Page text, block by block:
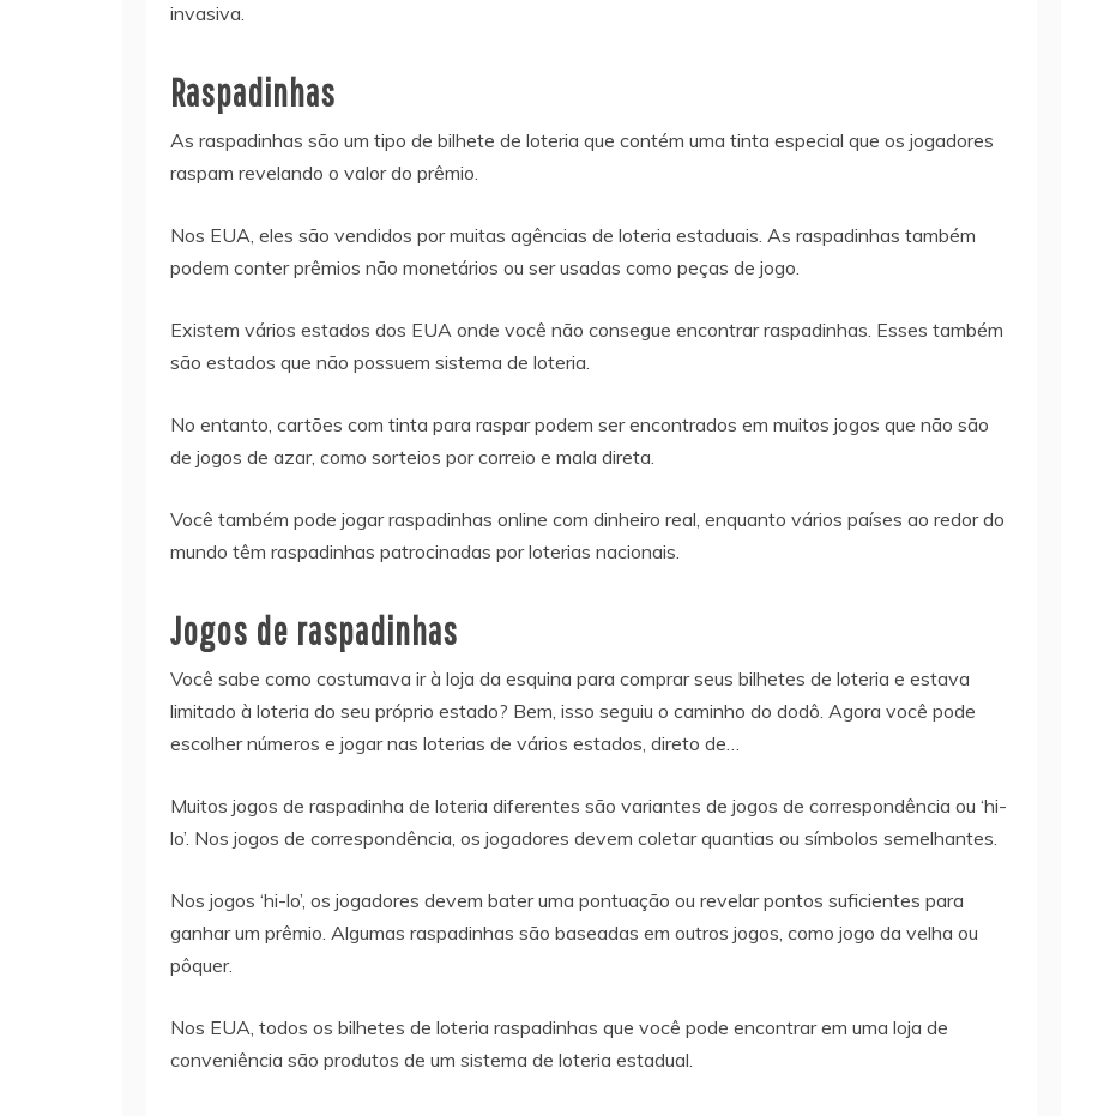
invasiva.
Raspadinhas
As raspadinhas são um tipo de bilhete de loteria que contém uma tinta especial que os jogadores
raspam revelando o valor do prêmio.
Nos EUA, eles são vendidos por muitas agências de loteria estaduais. As raspadinhas também
podem conter prêmios não monetários ou ser usadas como peças de jogo.
Existem vários estados dos EUA onde você não consegue encontrar raspadinhas. Esses também
são estados que não possuem sistema de loteria.
No entanto, cartões com tinta para raspar podem ser encontrados em muitos jogos que não são
de jogos de azar, como sorteios por correio e mala direta.
Você também pode jogar raspadinhas online com dinheiro real, enquanto vários países ao redor do
mundo têm raspadinhas patrocinadas por loterias nacionais.
Jogos de raspadinhas
Você sabe como costumava ir à loja da esquina para comprar seus bilhetes de loteria e estava
limitado à loteria do seu próprio estado? Bem, isso seguiu o caminho do dodô. Agora você pode
escolher números e jogar nas loterias de vários estados, direto de…
Muitos jogos de raspadinha de loteria diferentes são variantes de jogos de correspondência ou ‘hi-
lo’. Nos jogos de correspondência, os jogadores devem coletar quantias ou símbolos semelhantes.
Nos jogos ‘hi-lo’, os jogadores devem bater uma pontuação ou revelar pontos suficientes para
ganhar um prêmio. Algumas raspadinhas são baseadas em outros jogos, como jogo da velha ou
pôquer.
Nos EUA, todos os bilhetes de loteria raspadinhas que você pode encontrar em uma loja de
conveniência são produtos de um sistema de loteria estadual.